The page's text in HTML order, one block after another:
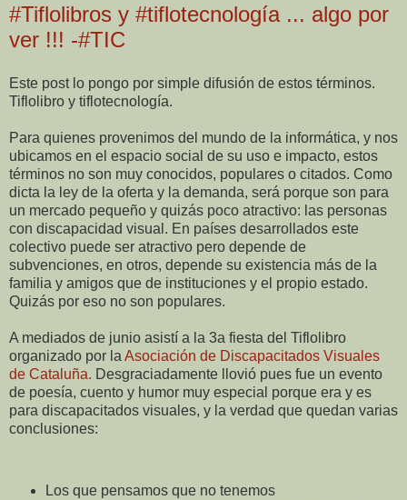
#Tiflolibros y #tiflotecnología ... algo por
ver !!! -#TIC
Este post lo pongo por simple difusión de estos términos.
Tiflolibro y tiflotecnología.
Para quienes provenimos del mundo de la informática, y nos
ubicamos en el espacio social de su uso e impacto, estos
términos no son muy conocidos, populares o citados. Como
dicta la ley de la oferta y la demanda, será porque son para
un mercado pequeño y quizás poco atractivo: las personas
con discapacidad visual. En países desarrollados este
colectivo puede ser atractivo pero depende de
subvenciones, en otros, depende su existencia más de la
familia y amigos que de instituciones y el propio estado.
Quizás por eso no son populares.
A mediados de junio asistí a la 3a fiesta del Tiflolibro
organizado por la Asociación de Discapacitados Visuales
de Cataluña. Desgraciadamente llovió pues fue un evento
de poesía, cuento y humor muy especial porque era y es
para discapacitados visuales, y la verdad que quedan varias
conclusiones:
Los que pensamos que no tenemos